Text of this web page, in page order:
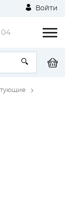
Войти
04